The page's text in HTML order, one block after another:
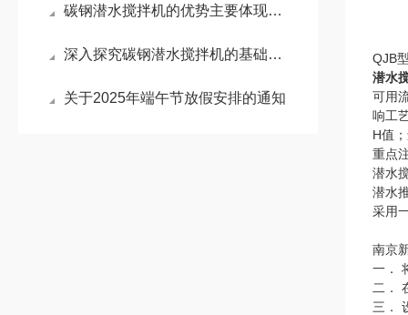
碳钢潜水搅拌机的优势主要体现在这些方面！
深入探究碳钢潜水搅拌机的基础知识点
关于2025年端午节放假安排的通知
QJB
潜水
可用
响工
H值
重点
潜水
潜水
采用
南京
一．
二．
三．